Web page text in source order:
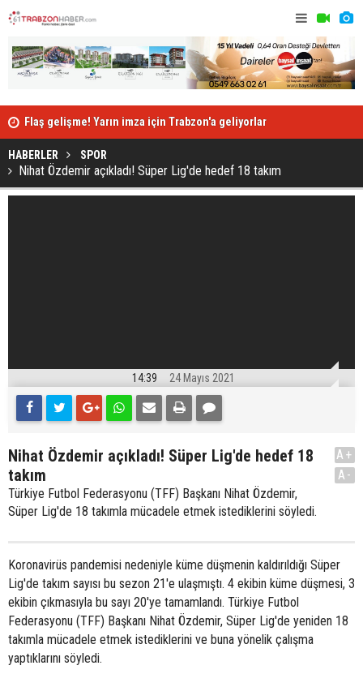
Flaş gelişme! Yarın imza için Trabzon'a geliyorlar
HABERLER SPOR
Nihat Özdemir açıkladı! Süper Lig'de hedef 18 takım
14:39 24 Mayıs 2021
Nihat Özdemir açıkladı! Süper Lig'de hedef 18
takım
Türkiye Futbol Federasyonu (TFF) Başkanı Nihat Özdemir,
Süper Lig'de 18 takımla mücadele etmek istediklerini söyledi.
A+
A-
Koronavirüs pandemisi nedeniyle küme düşmenin kaldırıldığı Süper
Lig'de takım sayısı bu sezon 21'e ulaşmıştı. 4 ekibin küme düşmesi, 3
ekibin çıkmasıyla bu sayı 20'ye tamamlandı. Türkiye Futbol
Federasyonu (TFF) Başkanı Nihat Özdemir, Süper Lig'de yeniden 18
takımla mücadele etmek istediklerini ve buna yönelik çalışma
yaptıklarını söyledi.